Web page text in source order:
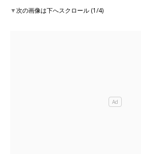
▼次の画像は下へスクロール (1/4)